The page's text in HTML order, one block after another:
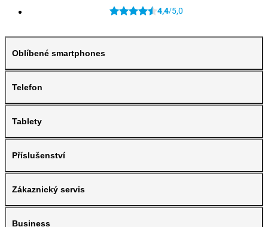
4,4/5,0
Oblíbené smartphones
Telefon
Tablety
Příslušenství
Zákaznický servis
Business